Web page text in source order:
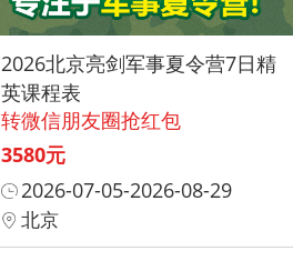
2026北京亮剑军事夏令营7日精
英课程表
转微信朋友圈抢红包
3580元
2026-07-05-2026-08-29
北京